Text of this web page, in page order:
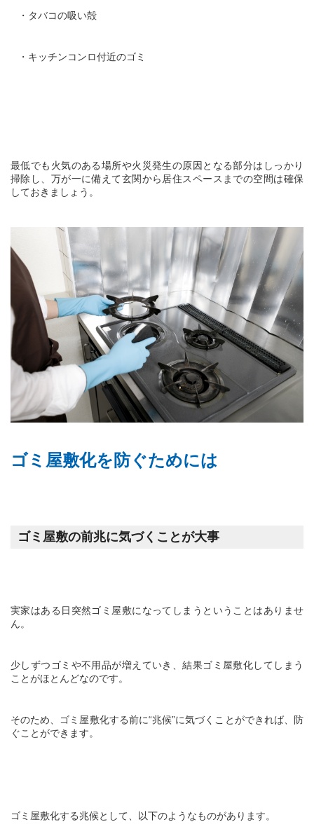
・タバコの吸い殻
・キッチンコンロ付近のゴミ
最低でも火気のある場所や火災発生の原因となる部分はしっかり
掃除し、万が一に備えて玄関から居住スペースまでの空間は確保
しておきましょう。
ゴミ屋敷化を防ぐためには
ゴミ屋敷の前兆に気づくことが大事
実家はある日突然ゴミ屋敷になってしまうということはありませ
ん。
少しずつゴミや不用品が増えていき、結果ゴミ屋敷化してしまう
ことがほとんどなのです。
そのため、ゴミ屋敷化する前に“兆候”に気づくことができれば、防
ぐことができます。
ゴミ屋敷化する兆候として、以下のようなものがあります。